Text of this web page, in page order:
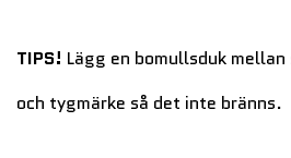
TIPS! Lägg en bomullsduk
och tygmärke så det inte bränns.